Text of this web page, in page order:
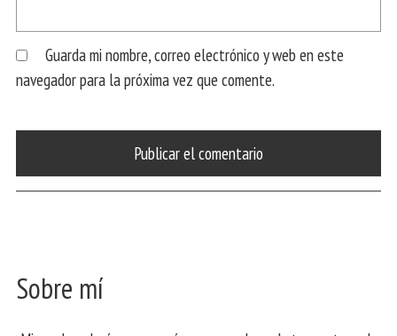
Guarda mi nombre, correo electrónico y web en este
navegador para la próxima vez que comente.
Sobre mí